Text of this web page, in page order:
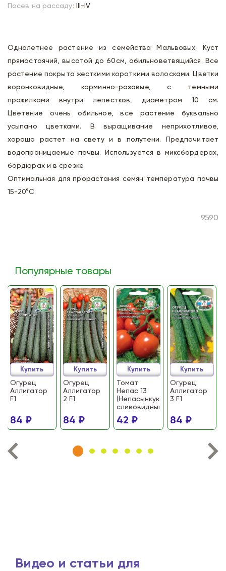
Посев на рассаду:
III-IV
Однолетнее растение из семейства Мальвовых. Куст
прямостоячий, высотой до 60см, обильноветвящийся. Все
растение покрыто жесткими короткими волосками. Цветки
воронковидные, карминно-розовые, с темными
прожилками внутри лепестков, диаметром 10 см.
Цветение очень обильное, все растение буквально
усыпано цветками. В выращивание неприхотливое,
хорошо растет на свету и в полутени. Предпочитает
водопроницаемые почвы. Используется в миксбордерах,
бордюрах и в срезке.
Оптимальная для прорастания семян температура почвы
15-20°С.
9590
Популярные товары
Огурец
Аллигатор
F1
84 ₽
Купить
Огурец
Аллигатор
2 F1
84 ₽
Купить
Томат
Непас 13
(Непасынкующийся
сливовидный)
42 ₽
Купить
Огурец
Аллигатор
3 F1
84 ₽
Купить
Видео и статьи для